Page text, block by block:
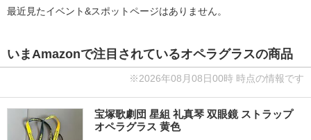
最近見たイベント&スポットページはありません。
いまAmazonで注目されているオペラグラスの商品
※2026年08月08日00時 時点の情報です
宝塚歌劇団 星組 礼真琴 双眼鏡 ストラップ
オペラグラス 黄色